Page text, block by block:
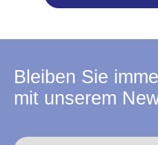
Bleiben Sie
mit unserem